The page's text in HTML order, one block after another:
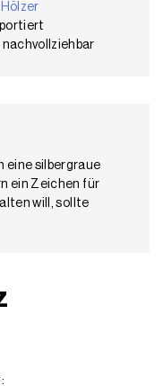
Hölzer
eine silbergraue
ein Zeichen für
will, sollte